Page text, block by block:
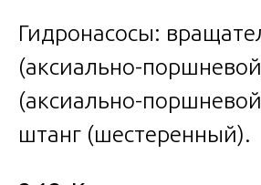
Гидронасосы:
(аксиально-
(аксиально-
штанг (шестеренный).